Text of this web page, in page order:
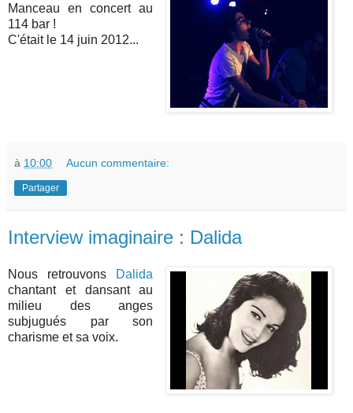
Manceau en concert au
114 bar !
C'était le 14 juin 2012...
à 10:00 Aucun commentaire:
Partager
Interview imaginaire : Dalida
Nous retrouvons Dalida
chantant et dansant au
milieu des anges
subjugués par son
charisme et sa voix.